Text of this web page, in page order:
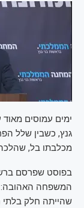
ימים עמוסים
גנץ, כשבין שלל
מכלבתו בל,
בפוסט שפרסם
המשפחה האהובה:
שהייתה חלק בלתי